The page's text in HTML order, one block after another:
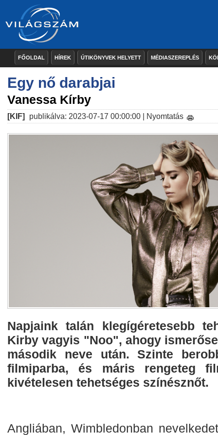
FŐOLDAL HÍREK ÚTIKÖNYVEK HELYETT MÉDIASZEREPLÉS
Egy nő darabjai
Vanessa Kírby
[KIF] publikálva: 2023-07-17 00:00:00 | Nyomtatás
Napjaink talán klegígéretesebb
Kirby vagyis "Noo", ahogy
második neve után. Szinte
filmiparba, és máris rengeteg
kivételesen tehetséges színésznőt.
Angliában, Wimbledonban